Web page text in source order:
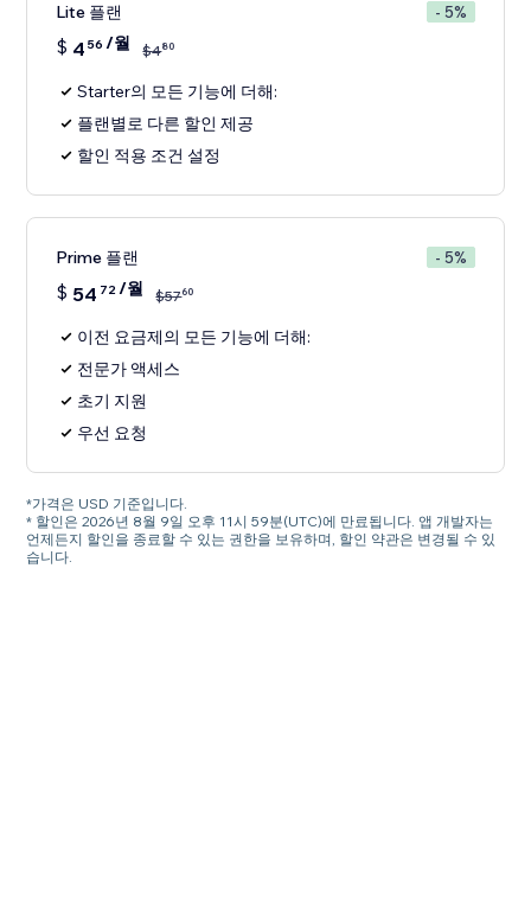
Lite 플랜 - 5%
$ 4 56 /월 $480
Starter의 모든 기능에 더해:
플랜별로 다른 할인 제공
할인 적용 조건 설정
Prime 플랜 - 5%
$ 54 72/월 $5760
이전 요금제의 모든 기능에 더해:
전문가 액세스
초기 지원
우선 요청
*가격은 USD 기준입니다.
* 할인은 2026년 8월 9일 오후 11시 59분(UTC)에 만료됩니다. 앱 개발자는
언제든지 할인을 종료할 수 있는 권한을 보유하며, 할인 약관은 변경될 수 있
습니다.